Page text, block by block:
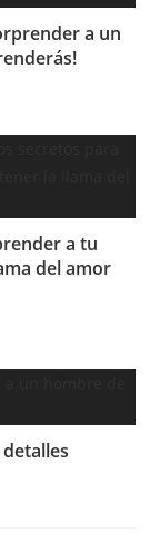
a un
a tu
del amor